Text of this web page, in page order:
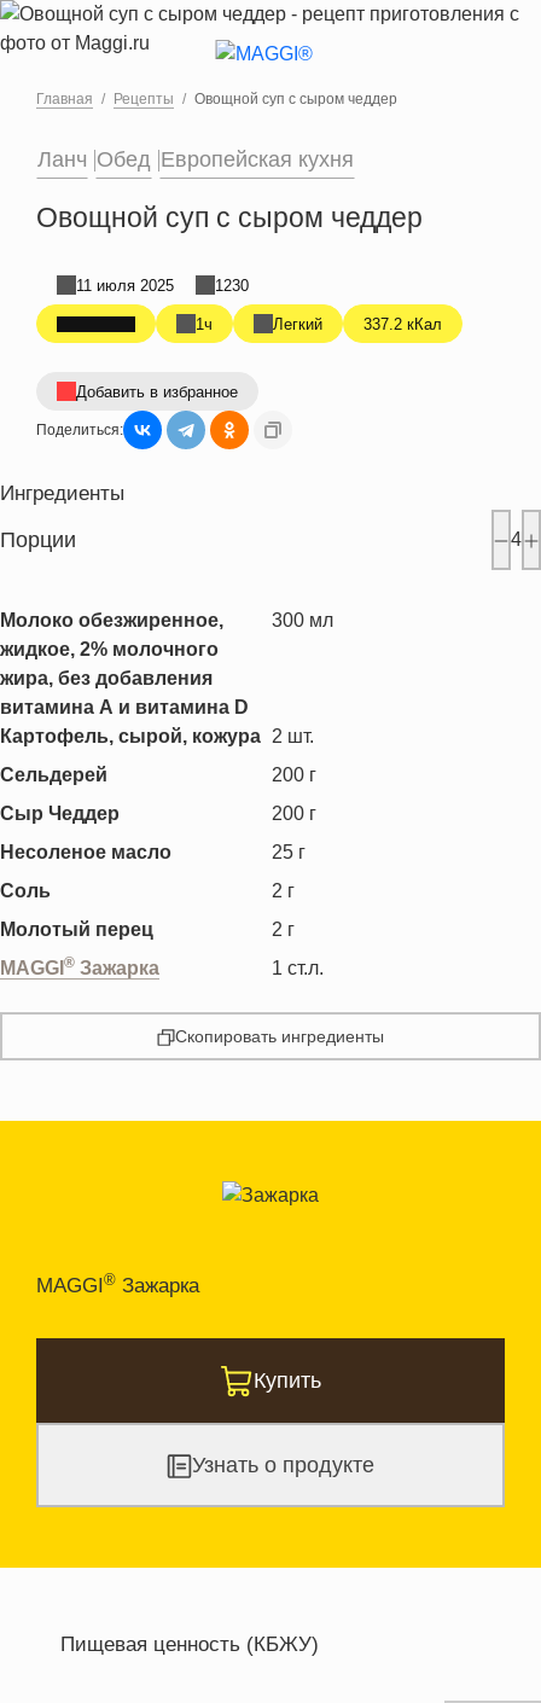
Перейти к основному содержанию
Главная Рецепты Овощной суп с сыром чеддер
Ланч Обед Европейская кухня
Овощной суп с сыром чеддер
1ч Легкий 337.2 кКал
11 июля 2025 1230
Добавить в избранное
Поделиться:
Ингредиенты
Порции 4
Молоко обезжиренное,
жидкое, 2% молочного
жира, без добавления
витамина А и витамина D
300 мл
Картофель, сырой, кожура 2 шт.
Сельдерей
200 г
Сыр Чеддер
200 г
Несоленое масло
25 г
Соль
2 г
Молотый перец
2 г
MAGGI ® Зажарка 1 ст.л.
Скопировать ингредиенты
MAGGI® Зажарка
Купить
Узнать о продукте
Пищевая ценность (КБЖУ)